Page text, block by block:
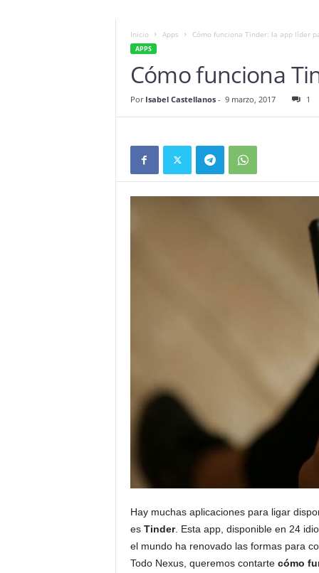
Inicio Apps Cómo funciona Tinder: la app líder
APPS
Cómo funciona
Por Isabel Castellanos- 9 marzo, 2017 1
Hay muchas aplicaciones para ligar
es Tinder. Esta app, disponible en 24
el mundo ha renovado las formas para
Todo Nexus, queremos contarte cómo